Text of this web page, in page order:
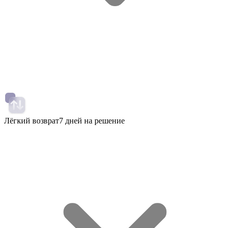
Лёгкий возврат7 дней на решение